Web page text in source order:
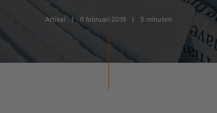
Artikel | 6 februari 2019 | 5 minuten